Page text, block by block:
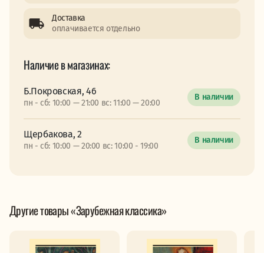
Доставка
оплачивается отдельно
Наличие в магазинах:
Б.Покровская, 46
пн - сб: 10:00 — 21:00 вс: 11:00 — 20:00
В наличии
Щербакова, 2
пн - сб: 10:00 — 20:00 вс: 10:00 - 19:00
В наличии
Другие товары «Зарубежная классика»